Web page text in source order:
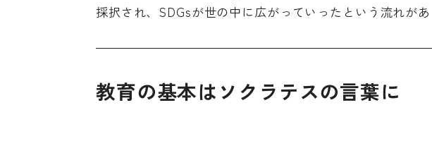
採択され、SDGsが世の中に広がっていったという流れがあ
教育の基本はソクラテスの言葉に